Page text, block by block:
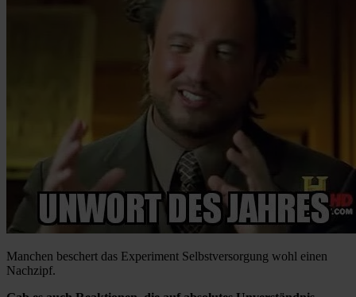
Manchen beschert das Experiment Selbstversorgung wohl einen
Nachzipf.